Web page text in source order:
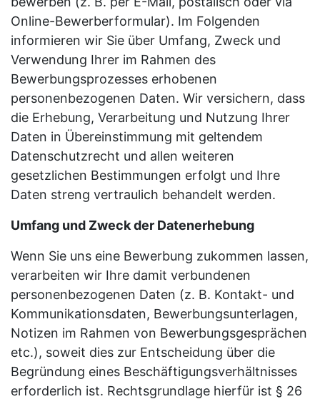
Online-Bewerberformular). Im Folgenden
informieren wir Sie über Umfang, Zweck und
Verwendung Ihrer im Rahmen des
Bewerbungsprozesses erhobenen
personenbezogenen Daten. Wir versichern, dass
die Erhebung, Verarbeitung und Nutzung Ihrer
Daten in Übereinstimmung mit geltendem
Datenschutzrecht und allen weiteren
gesetzlichen Bestimmungen erfolgt und Ihre
Daten streng vertraulich behandelt werden.
Umfang und Zweck der Datenerhebung
Wenn Sie uns eine Bewerbung zukommen lassen,
verarbeiten wir Ihre damit verbundenen
personenbezogenen Daten (z. B. Kontakt- und
Kommunikationsdaten, Bewerbungsunterlagen,
Notizen im Rahmen von Bewerbungsgesprächen
etc.), soweit dies zur Entscheidung über die
Begründung eines Beschäftigungsverhältnisses
erforderlich ist. Rechtsgrundlage hierfür ist § 26